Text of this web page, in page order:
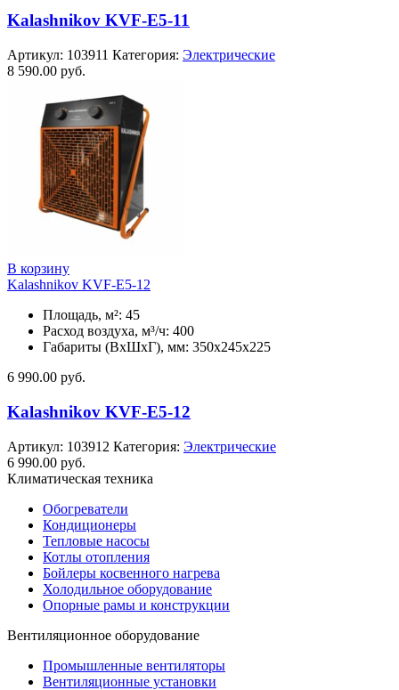
Kalashnikov KVF-E5-11
Артикул: 103911 Категория: Электрические
8 590.00 руб.
В корзину
Kalashnikov KVF-E5-12
Площадь, м²: 45
Расход воздуха, м³/ч: 400
Габариты (ВхШхГ), мм: 350x245x225
6 990.00 руб.
Kalashnikov KVF-E5-12
Артикул: 103912 Категория: Электрические
6 990.00 руб.
Климатическая техника
Обогреватели
Кондиционеры
Тепловые насосы
Котлы отопления
Бойлеры косвенного нагрева
Холодильное оборудование
Опорные рамы и конструкции
Вентиляционное оборудование
Промышленные вентиляторы
Вентиляционные установки